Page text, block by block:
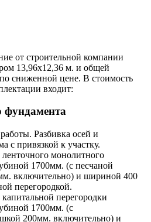
от строительной компании
13,96x12,36 м. и общей
сниженной цене. В стоимость
входит:
фундамента
Разбивка осей и
с привязкой к участку.
ленточного монолитного
1700мм. (с песчаной
включительно) и шириной 400
перегородкой.
перегородки
1700мм. (с
200мм. включительно) и